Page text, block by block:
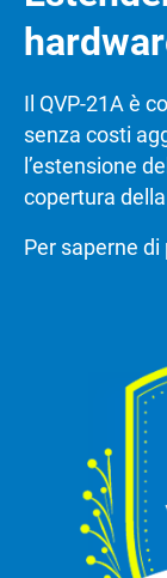
Il QVP-21A è
senza costi
l’estensione
copertura
Per saperne di